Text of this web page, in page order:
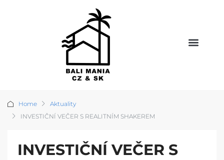
Home
Aktuality
INVESTIČNÍ VEČER S REALITNÍM SHAKEREM
INVESTIČNÍ VEČER S